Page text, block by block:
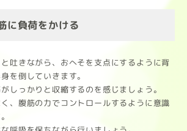
に負荷をかける
吐きながら、おへそを支点にするように背
を倒していきます。
しっかりと収縮するのを感じましょう。
、腹筋の力でコントロールするように意識